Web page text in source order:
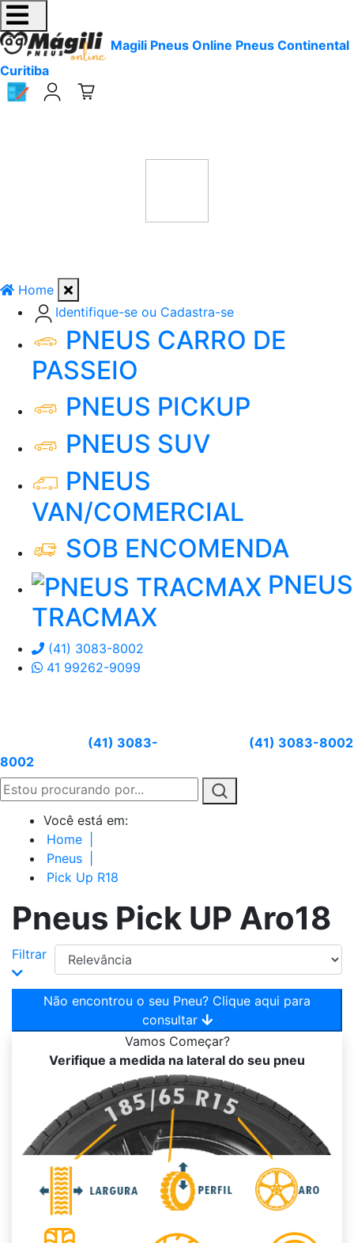
Magili Pneus Online Pneus Continental
Curitiba
Home
Identifique-se ou Cadastra-se
PNEUS CARRO DE
PASSEIO
PNEUS PICKUP
PNEUS SUV
PNEUS
VAN/COMERCIAL
SOB ENCOMENDA
PNEUS
TRACMAX
(41) 3083-8002
41 99262-9099
(41) 3083-
8002
(41) 3083-8002
Você está em:
Home
Pneus
Pick Up R18
Pneus Pick UP Aro18
Filtrar
Não encontrou o seu Pneu? Clique aqui para
consultar
Vamos Começar?
Verifique a medida na lateral do seu pneu